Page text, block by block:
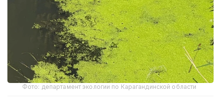
Фото: департамент экологии по Карагандинской области